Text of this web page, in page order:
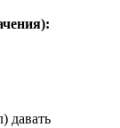
давать